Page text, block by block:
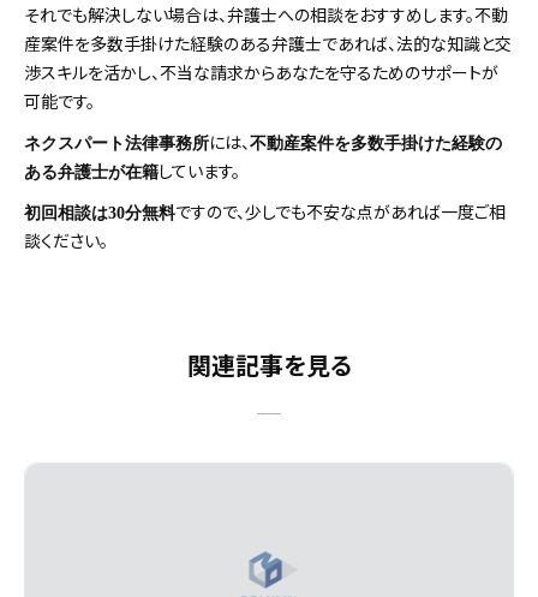
それでも解決しない場合は、弁護士への相談をおすすめします。不動
産案件を多数手掛けた経験のある弁護士であれば、法的な知識と交
渉スキルを活かし、不当な請求からあなたを守るためのサポートが
可能です。
ネクスパート法律事務所には、 不動産案件を多数手掛けた経験の
ある弁護士が在籍しています。
初回相談は30分無料ですので、少しでも不安な点があれば一度ご相
談ください。
関連記事を見る